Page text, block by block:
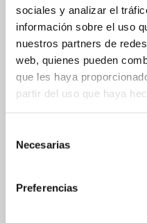
sociales y analizar el
información sobre el uso
nuestros partners de
web, quienes pueden
que les haya
partir del uso que haya
Necesarias
Preferencias